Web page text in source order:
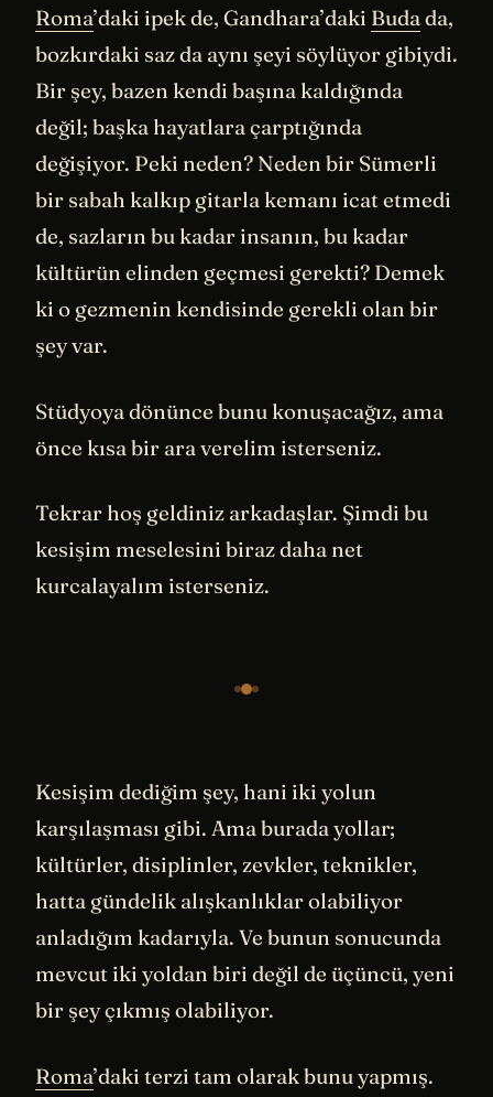
Roma’daki ipek de, Gandhara’daki Budada,
bozkırdaki saz da aynı şeyi söylüyor gibiydi.
Bir şey, bazen kendi başına kaldığında
değil; başka hayatlara çarptığında
değişiyor. Peki neden? Neden bir Sümerli
bir sabah kalkıp gitarla kemanı icat etmedi
de, sazların bu kadar insanın, bu kadar
kültürün elinden geçmesi gerekti? Demek
ki o gezmenin kendisinde gerekli olan bir
şey var.
Stüdyoya dönünce bunu konuşacağız, ama
önce kısa bir ara verelim isterseniz.
Tekrar hoş geldiniz arkadaşlar. Şimdi bu
kesişim meselesini biraz daha net
kurcalayalım isterseniz.
Kesişim dediğim şey, hani iki yolun
karşılaşması gibi. Ama burada yollar;
kültürler, disiplinler, zevkler, teknikler,
hatta gündelik alışkanlıklar olabiliyor
anladığım kadarıyla. Ve bunun sonucunda
mevcut iki yoldan biri değil de üçüncü, yeni
bir şey çıkmış olabiliyor.
Roma’daki terzi tam olarak bunu yapmış.